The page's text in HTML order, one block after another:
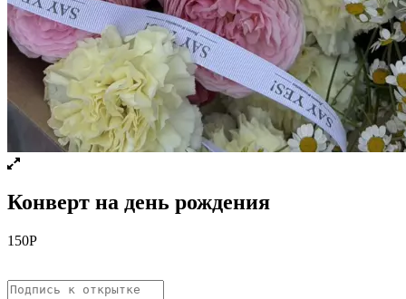
Конверт на день рождения
150Р